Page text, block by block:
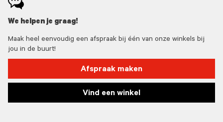
We helpen je graag!
Maak heel eenvoudig een afspraak bij één van onze winkels bij
jou in de buurt!
Afspraak maken
Vind een winkel